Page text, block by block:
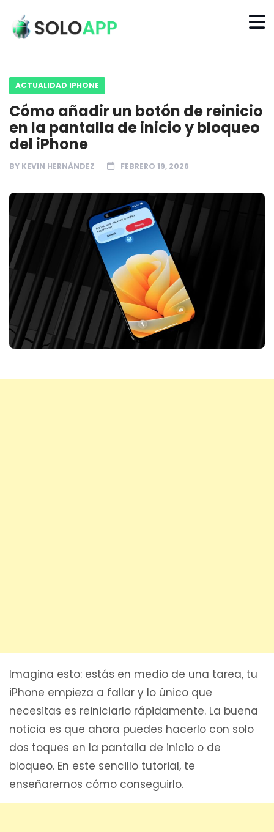
ACTUALIDAD IPHONE
Cómo añadir un botón de reinicio
en la pantalla de inicio y bloqueo
del iPhone
BY KEVIN HERNÁNDEZ FEBRERO 19, 2026
Imagina esto: estás en medio de una tarea, tu
iPhone empieza a fallar y lo único que
necesitas es reiniciarlo rápidamente. La buena
noticia es que ahora puedes hacerlo con solo
dos toques en la pantalla de inicio o de
bloqueo. En este sencillo tutorial, te
enseñaremos cómo conseguirlo.